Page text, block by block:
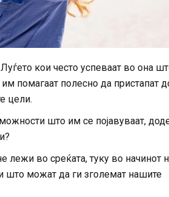
кои често успеваат во она
помагаат полесно да пристапат
цели.
што им се појавуваат,
лежи во среќата, туку во начинот
што можат да ги зголемат нашите